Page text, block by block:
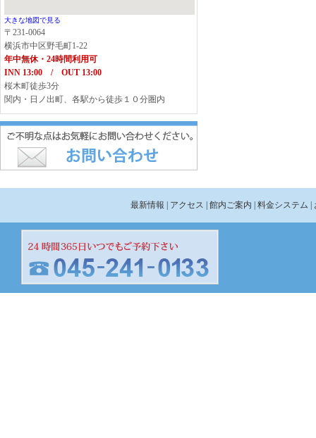
大きな地図で見る
〒231-0064
横浜市中区野毛町1-22
年中無休・24時間利用可
INN 13:00 / OUT 13:00
桜木町徒歩3分
関内・日ノ出町、各駅から徒歩１０分圏内
最新情報 | アクセス | 館内ご案内 | 料金システム